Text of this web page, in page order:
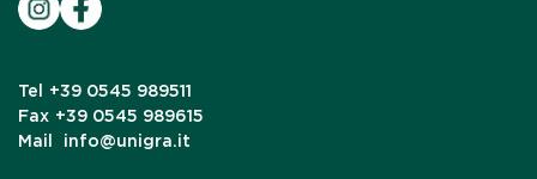
Tel
+39 0545 989511
Fax +39 0545 989615
Mail
info@unigra.it